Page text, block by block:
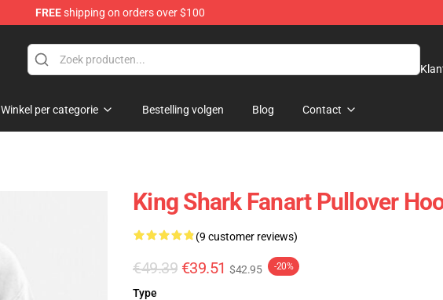
FREEshipping on orders over $100
Winkel per categorie Bestelling volgen Blog Contact
King Shark Fanart Pullover
(9 customer reviews)
€49.39 €39.51 $42.95 -20%
Type